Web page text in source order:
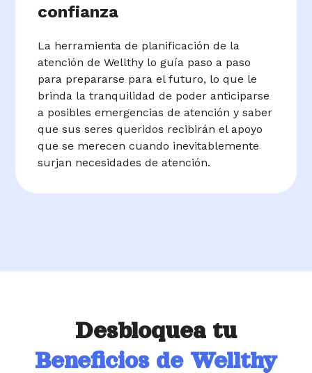
confianza
La herramienta de planificación de la
atención de Wellthy lo guía paso a paso
para prepararse para el futuro, lo que le
brinda la tranquilidad de poder anticiparse
a posibles emergencias de atención y saber
que sus seres queridos recibirán el apoyo
que se merecen cuando inevitablemente
surjan necesidades de atención.
Desbloquea tu
Beneficios de Wellthy